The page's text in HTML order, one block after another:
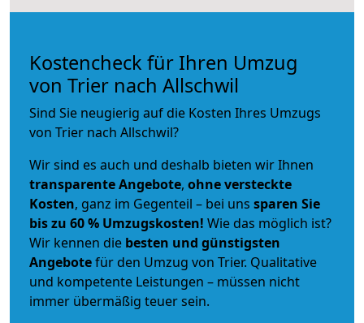
Kostencheck für Ihren Umzug
von Trier nach Allschwil
Sind Sie neugierig auf die Kosten Ihres Umzugs
von Trier nach Allschwil?
Wir sind es auch und deshalb bieten wir Ihnen
transparente Angebote, ohne versteckte
Kosten, ganz im Gegenteil – bei uns sparen Sie
bis zu 60 % Umzugskosten! Wie das möglich ist?
Wir kennen die besten und günstigsten
Angebotefür den Umzug von Trier. Qualitative
und kompetente Leistungen – müssen nicht
immer übermäßig teuer sein.